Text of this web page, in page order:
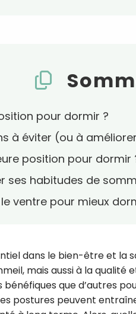
pour dormir ?
à éviter (ou à
position pour dormir
ses habitudes de
ventre pour mieux
dans le bien-être et la
mais aussi à la qualité
que d’autres
postures peuvent